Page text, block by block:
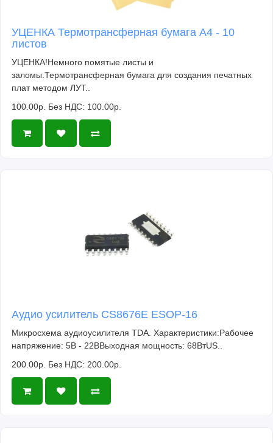
УЦЕНКА Термотрансферная бумага А4 - 10
листов
УЦЕНКА!Немного помятые листы и
заломы.Термотрансферная бумага для создания печатных
плат методом ЛУТ..
100.00р. Без НДС: 100.00р.
Аудио усилитель CS8676E ESOP-16
Микросхема аудиоусилителя TDA. Характеристики:Рабочее
напряжение: 5В - 22ВВыходная мощность: 68ВтUS..
200.00р. Без НДС: 200.00р.